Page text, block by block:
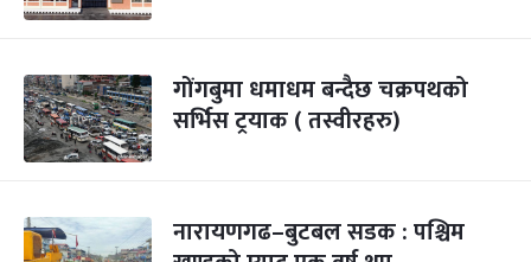
गोंगबुमा धमाधम बन्दैछ चक्रपथको
सर्भिस ट्रयाक ( तस्वीरहरु)
नारायणगढ–बुटबल सडक : पश्चिम